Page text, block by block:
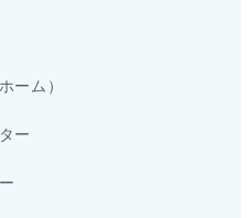
ーム）
ー